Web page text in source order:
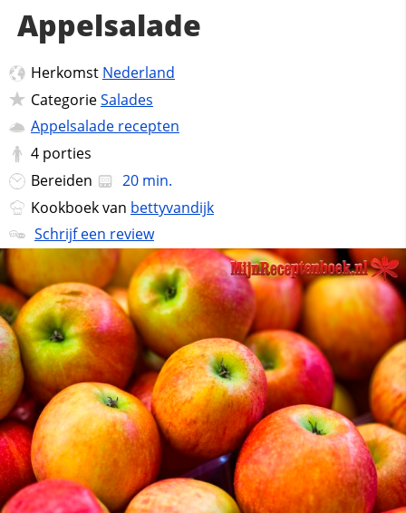
Appelsalade
Herkomst Nederland
CategorieSalades
Appelsalade recepten
4 porties
Bereiden
20 min.
Kookboek van bettyvandijk
Schrijf een review